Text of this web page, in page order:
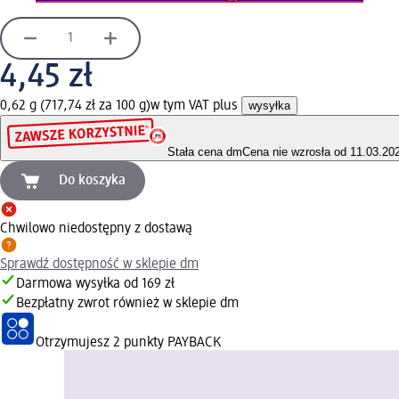
4,45 zł
0,62 g (717,74 zł za 100 g)w tym VAT plus wysyłka
Stała cena dmCena nie wzrosła od
Do koszyka
Chwilowo niedostępny z dostawą
Sprawdź dostępność w sklepie dm
Darmowa wysyłka od 169 zł
Bezpłatny zwrot również w sklepie dm
Otrzymujesz 2 punkty PAYBACK